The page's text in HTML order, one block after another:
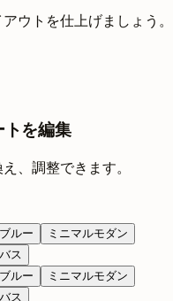
ウトを仕上げましょう。
を編集
、調整できます。
ルー
ミニマルモダン
ス
ルー
ミニマルモダン
ス